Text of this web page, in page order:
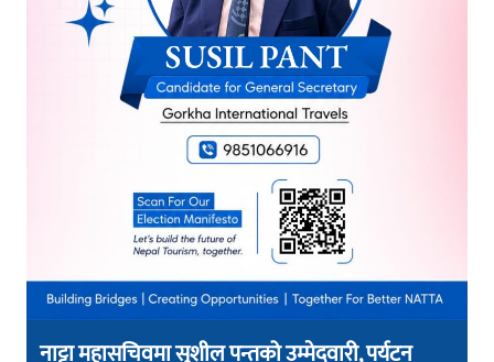
नाट्टा महासचिवमा सुशील पन्तको उम्मेदवारी, पर्यटन